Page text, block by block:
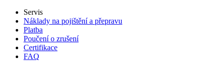
Servis
Náklady na pojištění a přepravu
Platba
Poučení o zrušení
Certifikace
FAQ